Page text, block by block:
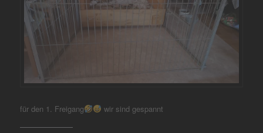
für den 1. Freigang wir sind gespannt